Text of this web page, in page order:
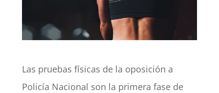
Las pruebas físicas de la oposición a
Policía Nacional son la primera fase de